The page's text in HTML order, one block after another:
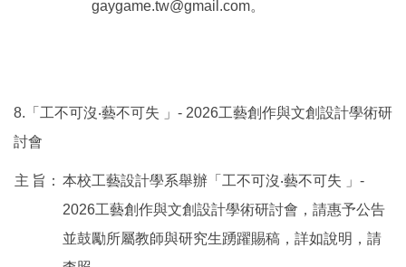
gaygame.tw@gmail.com。
8.「工不可沒‧藝不可失 」- 2026工藝創作與文創設計學術研
討會
主 旨： 本校工藝設計學系舉辦「工不可沒‧藝不可失 」-
2026工藝創作與文創設計學術研討會，請惠予公告
並鼓勵所屬教師與研究生踴躍賜稿，詳如說明，請